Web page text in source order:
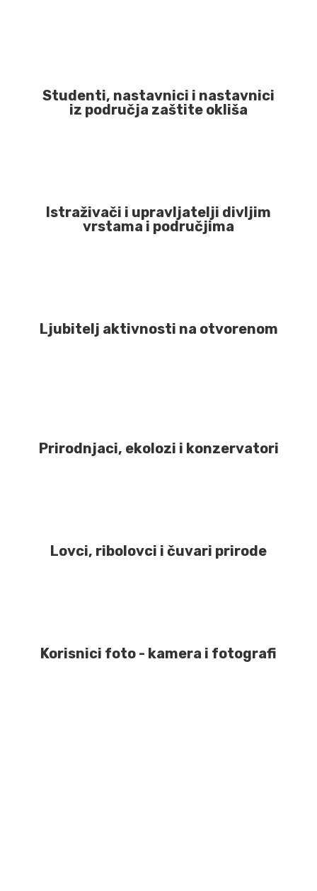
Studenti, nastavnici i nastavnici
iz područja zaštite okliša
Istraživači i upravljatelji divljim
vrstama i područjima
Ljubitelj aktivnosti na otvorenom
Prirodnjaci, ekolozi i konzervatori
Lovci, ribolovci i čuvari prirode
Korisnici foto - kamera i fotografi